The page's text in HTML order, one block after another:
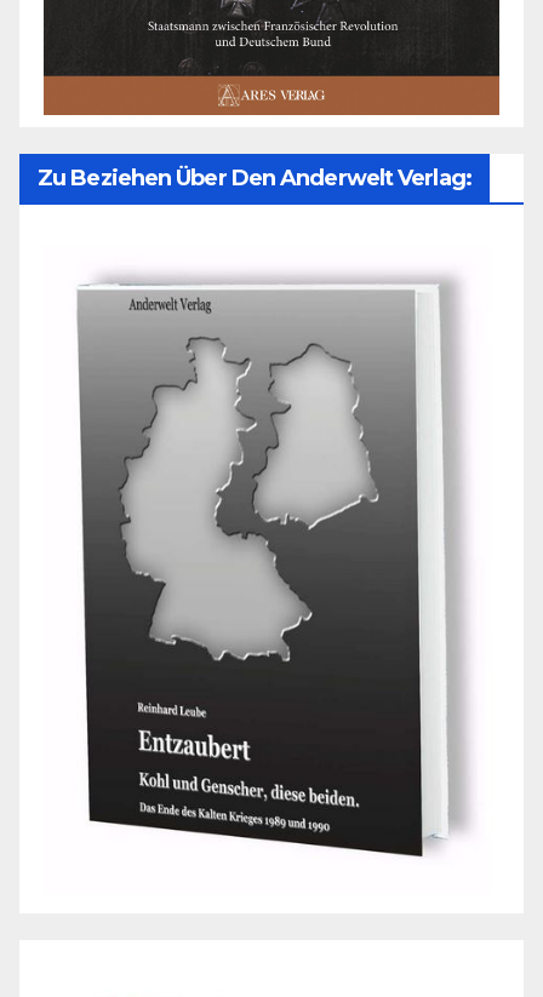
Zu Beziehen Über Den Anderwelt Verlag: